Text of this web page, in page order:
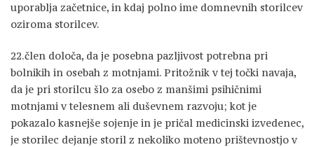
uporablja začetnice, in kdaj polno ime domnevnih storilcev
oziroma storilcev.
22.člen določa, da je posebna pazljivost potrebna pri
bolnikih in osebah z motnjami. Pritožnik v tej točki navaja,
da je pri storilcu šlo za osebo z manšimi psihičnimi
motnjami v telesnem ali duševnem razvoju; kot je
pokazalo kasnejše sojenje in je pričal medicinski izvedenec,
je storilec dejanje storil z nekoliko moteno prištevnostjo v